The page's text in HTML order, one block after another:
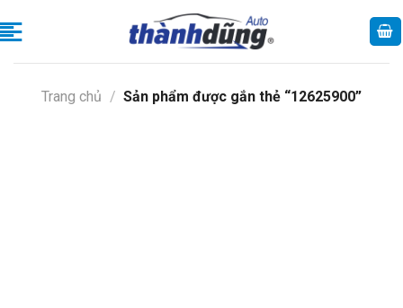
to
Trang chủ / Sản phẩm được gắn thẻ “12625900”